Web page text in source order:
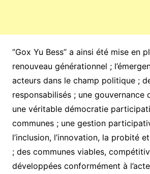
‘’Gox Yu Bess’’ a ainsi été mise en
renouveau générationnel ;
acteurs dans le champ politique ;
responsabilisés ; une gouvernance
une véritable démocratie
communes ; une gestion
l’inclusion, l’innovation, la probité
; des communes viables,
développées conformément à